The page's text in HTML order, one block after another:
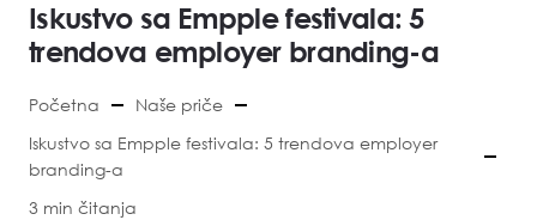
Iskustvo sa Empple festivala: 5
trendova employer branding-a
Početna
Naše priče
Iskustvo sa Empple festivala: 5 trendova employer
branding-a
3 min čitanja